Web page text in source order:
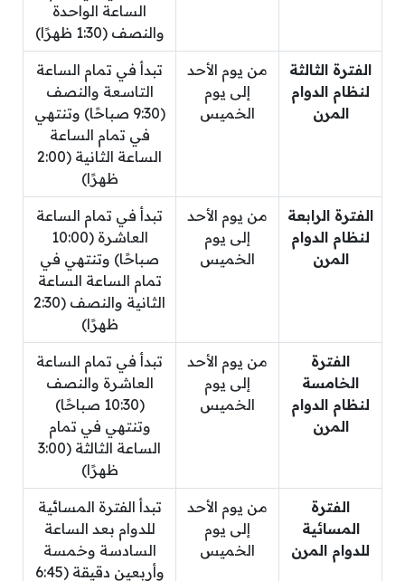
الساعة الواحدة
والنصف (1:30 ظهرًا)
الفترة الثالثة
لنظام الدوام
المرن
من يوم الأحد
إلى يوم
الخميس
تبدأ في تمام الساعة
التاسعة والنصف
(9:30 صباحًا) وتنتهي
في تمام الساعة
الساعة الثانية (2:00
ظهرًا)
الفترة الرابعة
لنظام الدوام
المرن
من يوم الأحد
إلى يوم
الخميس
تبدأ في تمام الساعة
العاشرة (10:00
صباحًا) وتنتهي في
تمام الساعة الساعة
الثانية والنصف (2:30
ظهرًا)
الفترة
الخامسة
لنظام الدوام
المرن
من يوم الأحد
إلى يوم
الخميس
تبدأ في تمام الساعة
العاشرة والنصف
(10:30 صباحًا)
وتنتهي في تمام
الساعة الثالثة (3:00
ظهرًا)
الفترة
المسائية
للدوام المرن
من يوم الأحد
إلى يوم
الخميس
تبدأ الفترة المسائية
للدوام بعد الساعة
السادسة وخمسة
وأربعين دقيقة (6:45